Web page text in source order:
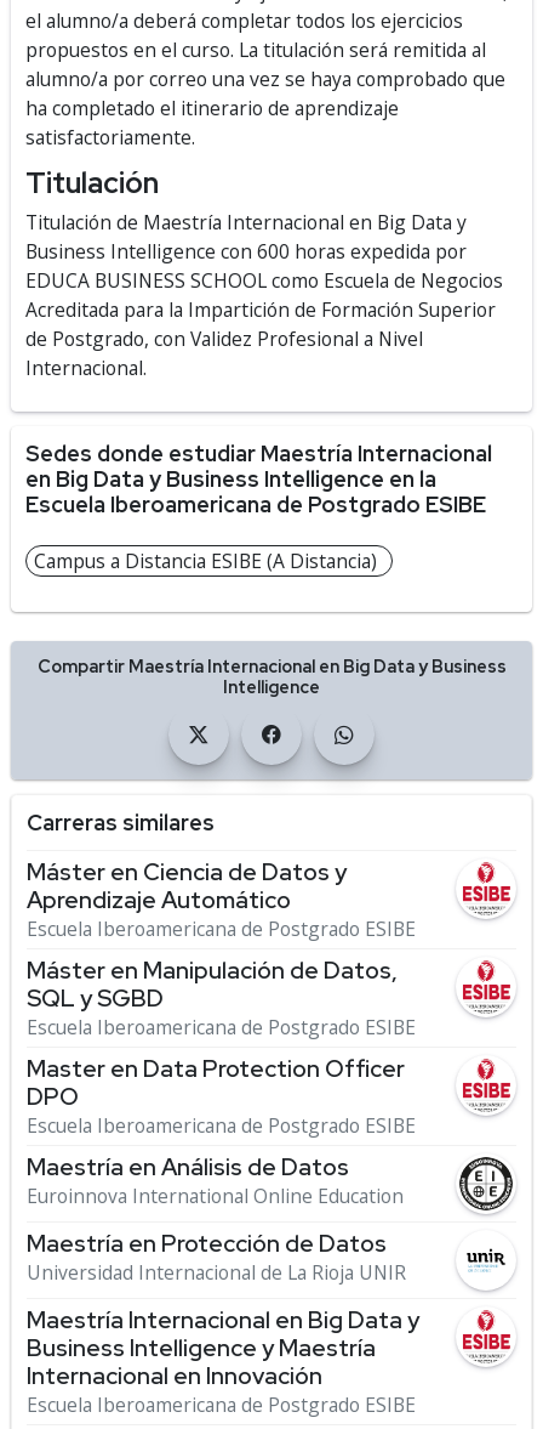
el alumno/a deberá completar todos los ejercicios
propuestos en el curso. La titulación será remitida al
alumno/a por correo una vez se haya comprobado que
ha completado el itinerario de aprendizaje
satisfactoriamente.
Titulación
Titulación de Maestría Internacional en Big Data y
Business Intelligence con 600 horas expedida por
EDUCA BUSINESS SCHOOL como Escuela de Negocios
Acreditada para la Impartición de Formación Superior
de Postgrado, con Validez Profesional a Nivel
Internacional.
Sedes donde estudiar Maestría Internacional
en Big Data y Business Intelligence en la
Escuela Iberoamericana de Postgrado ESIBE
Campus a Distancia ESIBE (A Distancia)
Compartir Maestría Internacional en Big Data y Business
Intelligence
Carreras similares
Máster en Ciencia de Datos y
Aprendizaje Automático
Escuela Iberoamericana de Postgrado ESIBE
Máster en Manipulación de Datos,
SQL y SGBD
Escuela Iberoamericana de Postgrado ESIBE
Master en Data Protection Officer
DPO
Escuela Iberoamericana de Postgrado ESIBE
Maestría en Análisis de Datos
Euroinnova International Online Education
Maestría en Protección de Datos
Universidad Internacional de La Rioja UNIR
Maestría Internacional en Big Data y
Business Intelligence y Maestría
Internacional en Innovación
Escuela Iberoamericana de Postgrado ESIBE